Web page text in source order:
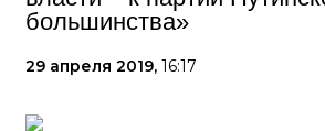
большинства»
29 апреля 2019, 16:17